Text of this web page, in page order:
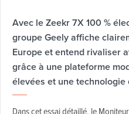
Avec le Zeekr 7X 100 %
groupe Geely affiche
Europe et entend rivaliser
grâce à une plateforme
élevées et une technologie
Dans cet essai détaillé, le